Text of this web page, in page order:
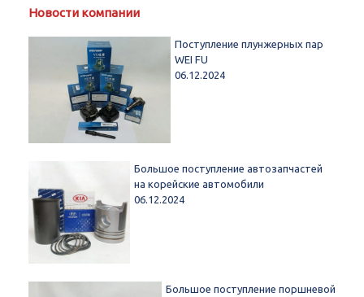
Новости компании
Поступление плунжерных пар
WEI FU
06.12.2024
Большое поступление автозапчастей
на корейские автомобили
06.12.2024
Большое поступление поршневой